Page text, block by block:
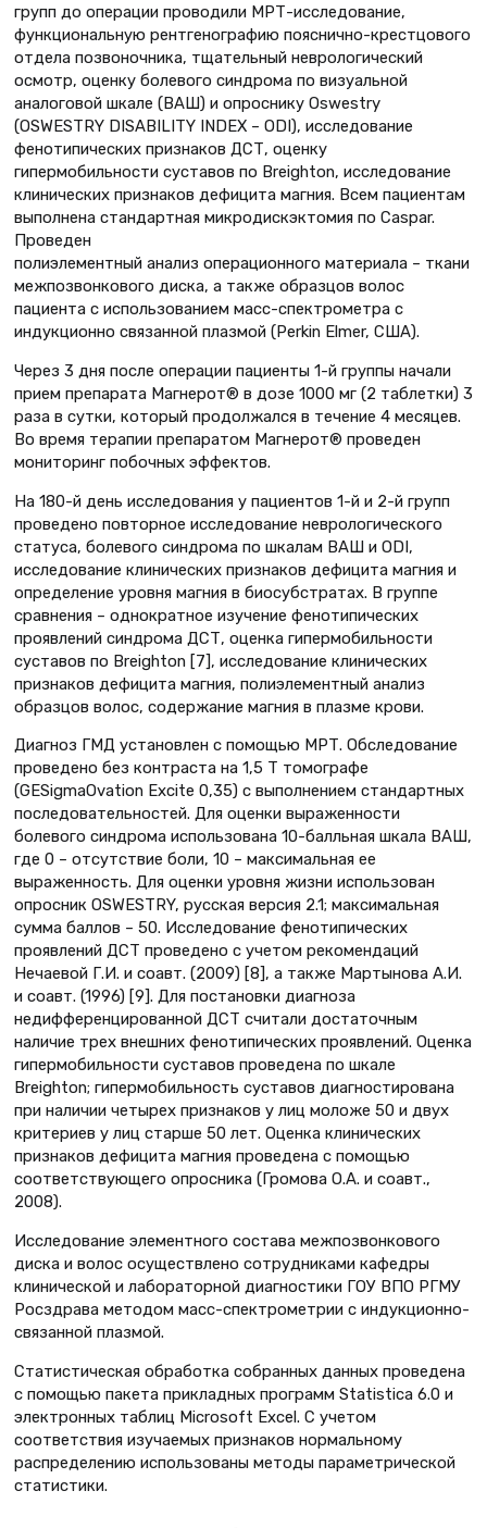
групп до операции проводили МРТ-исследование,
функциональную рентгенографию пояснично-крестцового
отдела позвоночника, тщательный неврологический
осмотр, оценку болевого синдрома по визуальной
аналоговой шкале (ВАШ) и опроснику Oswestry
(OSWESTRY DISABILITY INDEX – ODI), исследование
фенотипических признаков ДСТ, оценку
гипермобильности суставов по Breighton, исследование
клинических признаков дефицита магния. Всем пациентам
выполнена стандартная микродискэктомия по Caspar.
Проведен
полиэлементный анализ операционного материала – ткани
межпозвонкового диска, а также образцов волос
пациента с использованием масс-спектрометра с
индукционно связанной плазмой (Perkin Elmer, США).
Через 3 дня после операции пациенты 1-й группы начали
прием препарата Магнерот® в дозе 1000 мг (2 таблетки) 3
раза в сутки, который продолжался в течение 4 месяцев.
Во время терапии препаратом Магнерот® проведен
мониторинг побочных эффектов.
На 180-й день исследования у пациентов 1-й и 2-й групп
проведено повторное исследование неврологического
статуса, болевого синдрома по шкалам ВАШ и ODI,
исследование клинических признаков дефицита магния и
определение уровня магния в биосубстратах. В группе
сравнения – однократное изучение фенотипических
проявлений синдрома ДСТ, оценка гипермобильности
суставов по Breighton [7], исследование клинических
признаков дефицита магния, полиэлементный анализ
образцов волос, содержание магния в плазме крови.
Диагноз ГМД установлен с помощью МРТ. Обследование
проведено без контраста на 1,5 Т томографе
(GESigmaOvation Excite 0,35) с выполнением стандартных
последовательностей. Для оценки выраженности
болевого синдрома использована 10-балльная шкала ВАШ,
где 0 – отсутствие боли, 10 – максимальная ее
выраженность. Для оценки уровня жизни использован
опросник OSWESTRY, русская версия 2.1; максимальная
сумма баллов – 50. Исследование фенотипических
проявлений ДСТ проведено с учетом рекомендаций
Нечаевой Г.И. и соавт. (2009) [8], а также Мартынова А.И.
и соавт. (1996) [9]. Для постановки диагноза
недифференцированной ДСТ считали достаточным
наличие трех внешних фенотипических проявлений. Оценка
гипермобильности суставов проведена по шкале
Breighton; гипермобильность суставов диагностирована
при наличии четырех признаков у лиц моложе 50 и двух
критериев у лиц старше 50 лет. Оценка клинических
признаков дефицита магния проведена с помощью
соответствующего опросника (Громова О.А. и соавт.,
2008).
Исследование элементного состава межпозвонкового
диска и волос осуществлено сотрудниками кафедры
клинической и лабораторной диагностики ГОУ ВПО РГМУ
Росздрава методом масс-спектрометрии с индукционно-
связанной плазмой.
Статистическая обработка собранных данных проведена
с помощью пакета прикладных программ Statistica 6.0 и
электронных таблиц Microsoft Excel. С учетом
соответствия изучаемых признаков нормальному
распределению использованы методы параметрической
статистики.